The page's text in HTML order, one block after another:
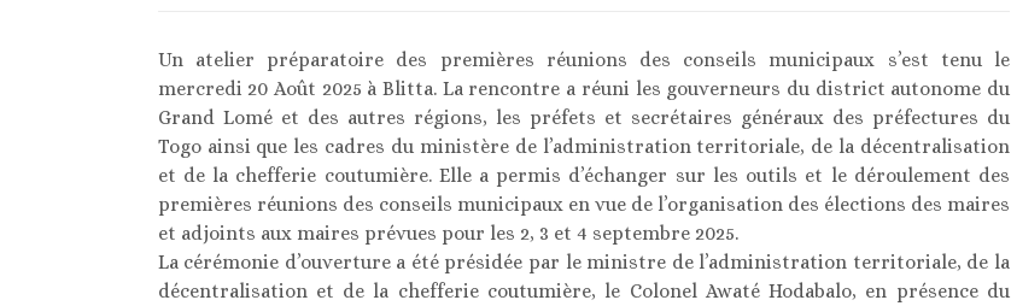
Un atelier préparatoire des premières réunions des conseils municipaux s’est tenu le
mercredi 20 Août 2025 à Blitta. La rencontre a réuni les gouverneurs du district autonome du
Grand Lomé et des autres régions, les préfets et secrétaires généraux des préfectures du
Togo ainsi que les cadres du ministère de l’administration territoriale, de la décentralisation
et de la chefferie coutumière. Elle a permis d’échanger sur les outils et le déroulement des
premières réunions des conseils municipaux en vue de l’organisation des élections des maires
et adjoints aux maires prévues pour les 2, 3 et 4 septembre 2025.
La cérémonie d’ouverture a été présidée par le ministre de l’administration territoriale, de la
décentralisation et de la chefferie coutumière, le Colonel Awaté Hodabalo, en présence du